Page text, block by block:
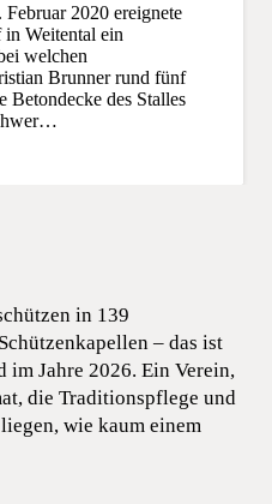
2020 ereignete
Weitental ein
welchen
Brunner rund fünf
Betondecke des Stalles
in 139
– das ist
im Jahre 2026. Ein Verein,
die Traditionspflege und
wie kaum einem